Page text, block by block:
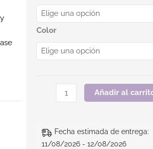
Color
Añadir al
Fecha estimada de entrega:
11/08/2026 - 12/08/2026